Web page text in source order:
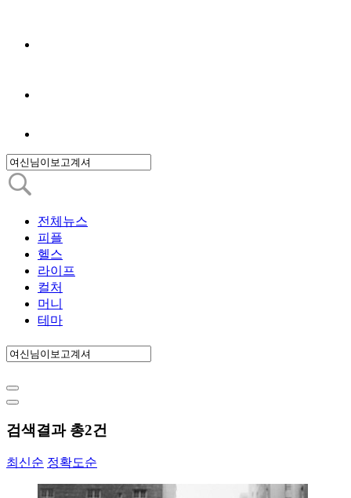
전체뉴스
피플
헬스
라이프
컬처
머니
테마
검색결과 총2건
최신순 정확도순